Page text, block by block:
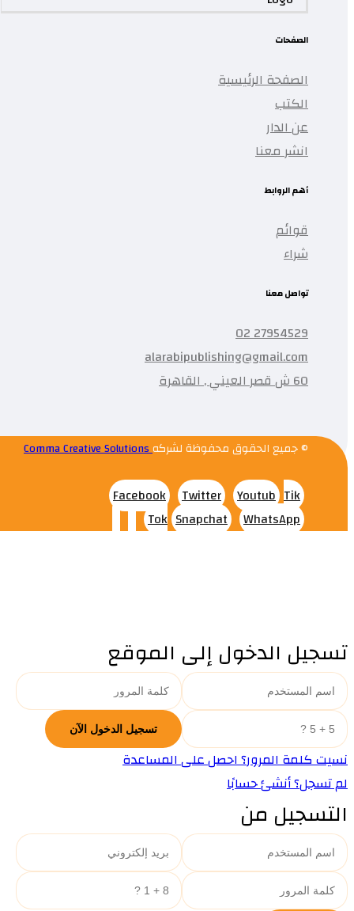
الصفحات
الصفحة الرئيسية
الكتب
عن الدار
انشر معنا
أهم الروابط
قوائم
شراء
تواصل معنا
27954529 02
alarabipublishing@gmail.com
60 ش قصر العيني , القاهرة
© جميع الحقوق محفوظة لشركهComma Creative Solutions
Facebook Twitter Youtub Tik
Tok Snapchat WhatsApp
تسجيل الدخول إلى الموقع
نسيت كلمة المرور؟ احصل على المساعدة
لم تسجل؟ أنشئ حسابًا
التسجيل من